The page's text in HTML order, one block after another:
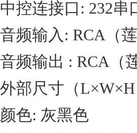
中控连接口: 232串
音频输入 : RCA（
音频输出 : RCA（
外部尺寸（
颜色: 灰黑色